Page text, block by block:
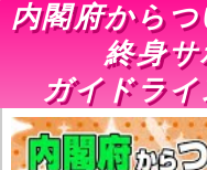
内閣府から
終身サ
ガイドラ